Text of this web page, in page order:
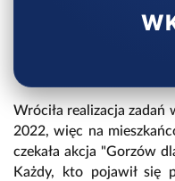
Wróciła realizacja
2022, więc na
czekała akcja "Gorzów
Każdy, kto pojawił się